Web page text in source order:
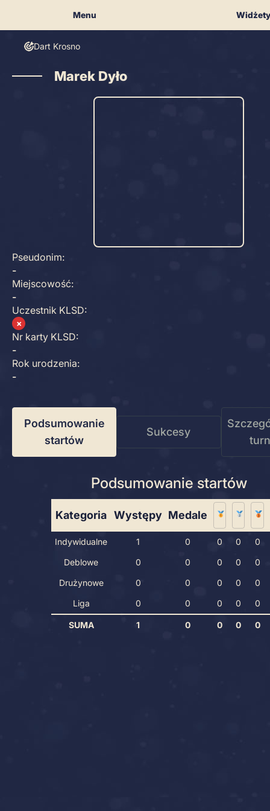
Menu
Dart Krosno
Marek Dyło
Pseudonim:
-
Miejscowość:
-
Uczestnik KLSD:
✗
Nr karty KLSD:
-
Rok urodzenia:
-
Podsumowanie
startów
Sukcesy
Podsumowanie startów
Kategoria Występy Medale
Indywidualne 1 0 0 0
0
Deblowe
0 0 0 0
0
Drużynowe
0 0 0 0
0
Liga
0 0 0 0 0
SUMA 1 0 0 0 0
Widżety